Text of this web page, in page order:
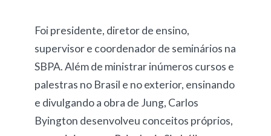
Foi presidente, diretor de ensino,
supervisor e coordenador de seminários na
SBPA. Além de ministrar inúmeros cursos e
palestras no Brasil e no exterior, ensinando
e divulgando a obra de Jung, Carlos
Byington desenvolveu conceitos próprios,